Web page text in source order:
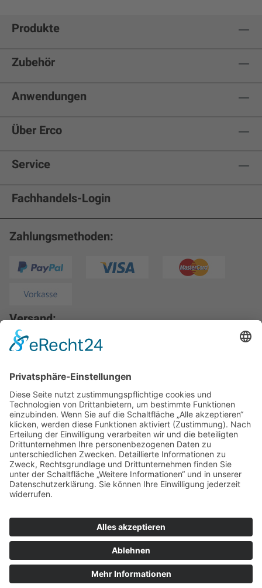
Produkte
Zubehör
Anwendungen
Über Erco
Service
Fachhandels-Login
Zahlungsmethoden:
Versand:
* Alle Preise inkl. gesetzl. Mehrwertsteuer zzgl.
Versandkostenund ggf. Nachnahmegebühren, wenn nicht
anders angegeben.
GmbH. Alle Rechte vorbehalten.
Cookies AGB Impressum Datenschutz Kontakt